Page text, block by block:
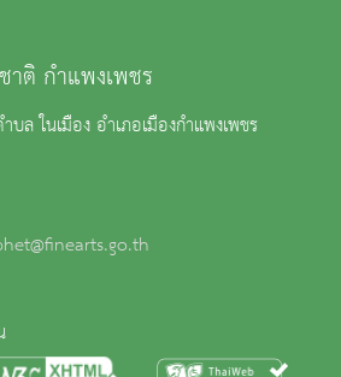
ติ กำแพงเพชร
ล ในเมือง อำเภอเมืองกำแพงเพชร